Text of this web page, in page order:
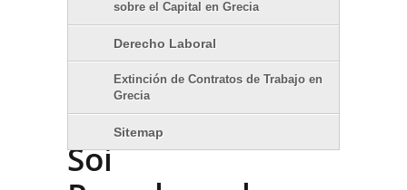
sobre el Capital en Grecia
Derecho Laboral
Extinción de Contratos de Trabajo en
Grecia
Sitemap
Soi